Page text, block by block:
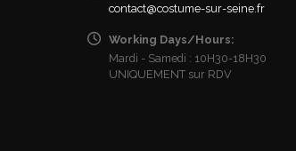
contact@costume-sur-seine.fr
Working Days/Hours:
Mardi - Samedi : 10H30-18H30
UNIQUEMENT sur RDV